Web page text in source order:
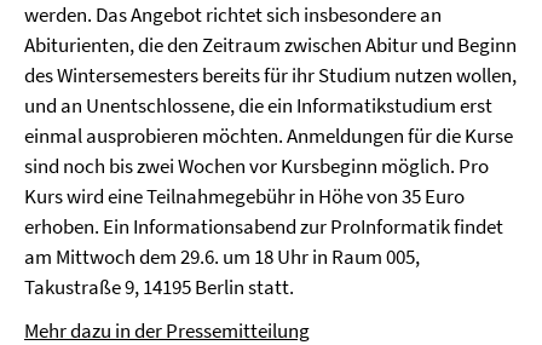
werden. Das Angebot richtet sich insbesondere an
Abiturienten, die den Zeitraum zwischen Abitur und Beginn
des Wintersemesters bereits für ihr Studium nutzen wollen,
und an Unentschlossene, die ein Informatikstudium erst
einmal ausprobieren möchten. Anmeldungen für die Kurse
sind noch bis zwei Wochen vor Kursbeginn möglich. Pro
Kurs wird eine Teilnahmegebühr in Höhe von 35 Euro
erhoben. Ein Informationsabend zur ProInformatik findet
am Mittwoch dem 29.6. um 18 Uhr in Raum 005,
Takustraße 9, 14195 Berlin statt.
Mehr dazu in der Pressemitteilung